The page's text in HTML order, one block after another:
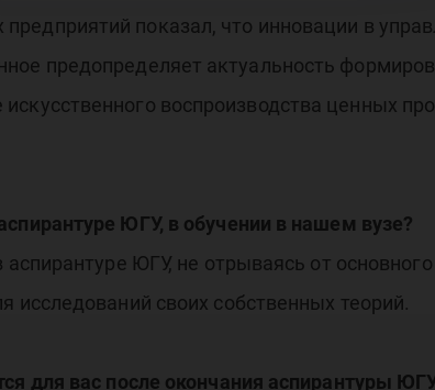
показал, что инновации в
предопределяет актуальность
воспроизводства ценных
ЮГУ, в обучении в нашем вузе?
ЮГУ, не отрываясь от
своих собственных теорий.
для вас после окончания аспирантуры